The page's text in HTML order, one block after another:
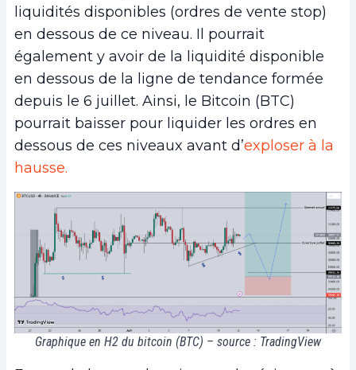
liquidités disponibles (ordres de vente stop)
en dessous de ce niveau. Il pourrait
également y avoir de la liquidité disponible
en dessous de la ligne de tendance formée
depuis le 6 juillet. Ainsi, le Bitcoin (BTC)
pourrait baisser pour liquider les ordres en
dessous de ces niveaux avant d’exploser à la
hausse.
Graphique en H2 du bitcoin (BTC) – source : TradingView